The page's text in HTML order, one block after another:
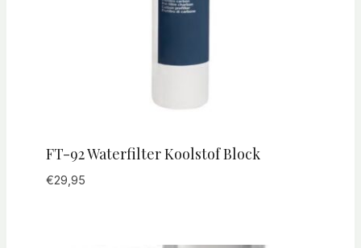
FT-92 Waterfilter Koolstof Block
€29,95